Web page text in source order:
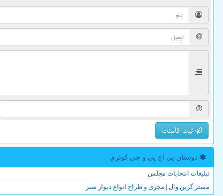
ثبت کامنت
دوستان پی اچ پی و جی كوئری
تبلیغات انتخابات مجلس
مستر گرین وال | مجری و طراح انواع دیوار سبز